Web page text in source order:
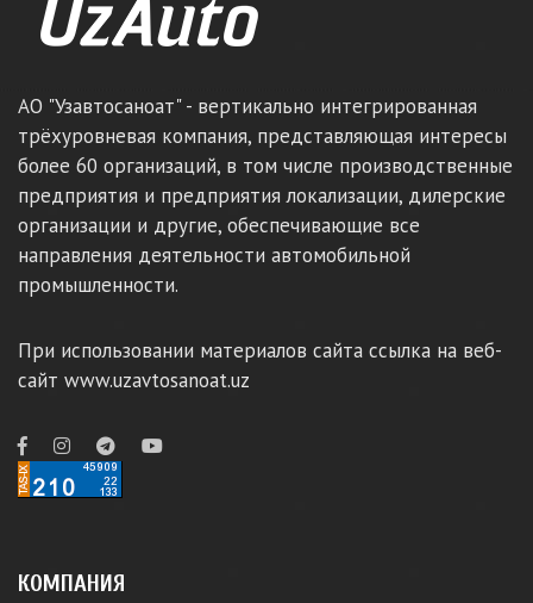
АО "Узавтосаноат" - вертикально интегрированная
трёхуровневая компания, представляющая интересы
более 60 организаций, в том числе производственные
предприятия и предприятия локализации, дилерские
организации и другие, обеспечивающие все
направления деятельности автомобильной
промышленности.
При использовании материалов сайта ссылка на веб-
сайт www.uzavtosanoat.uz
КОМПАНИЯ